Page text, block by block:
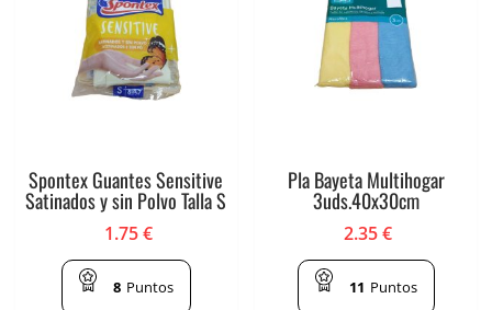
Spontex Guantes Sensitive
Satinados y sin Polvo Talla S
1.75€
8 Puntos
Pla Bayeta Multihogar
3uds.40x30cm
2.35€
11 Puntos